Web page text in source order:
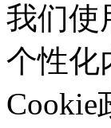
我们使
个性化
Cookie